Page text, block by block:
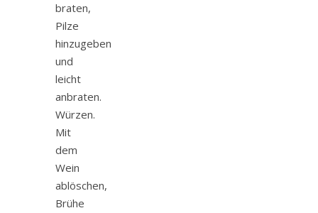
braten,
Pilze
hinzugeben
und
leicht
anbraten.
Würzen.
Mit
dem
Wein
ablöschen,
Brühe